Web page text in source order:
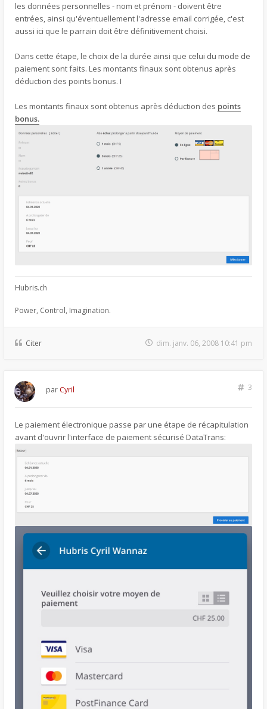
les données personnelles - nom et prénom - doivent être
entrées, ainsi qu'éventuellement l'adresse email corrigée, c'est
aussi ici que le parrain doit être définitivement choisi.
Dans cette étape, le choix de la durée ainsi que celui du mode de
paiement sont faits. Les montants finaux sont obtenus après
déduction des points bonus. I
Les montants finaux sont obtenus après déduction des points
bonus.
Hubris.ch
Power, Control, Imagination.
Citer dim. janv. 06, 2008 10:41 pm
3
par Cyril
Le paiement électronique passe par une étape de récapitulation
avant d'ouvrir l'interface de paiement sécurisé DataTrans: